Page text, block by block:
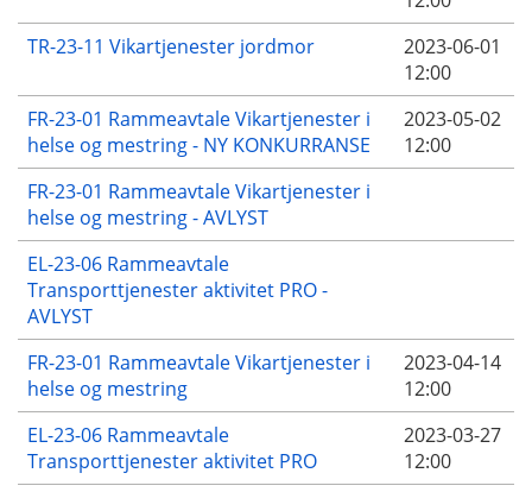
TR-23-11 Vikartjenester jordmor
2023-06-01
12:00
FR-23-01 Rammeavtale Vikartjenester i
helse og mestring - NY KONKURRANSE
2023-05-02
12:00
FR-23-01 Rammeavtale Vikartjenester i
helse og mestring - AVLYST
EL-23-06 Rammeavtale
Transporttjenester aktivitet PRO -
AVLYST
FR-23-01 Rammeavtale Vikartjenester i
helse og mestring
2023-04-14
12:00
EL-23-06 Rammeavtale
Transporttjenester aktivitet PRO
2023-03-27
12:00